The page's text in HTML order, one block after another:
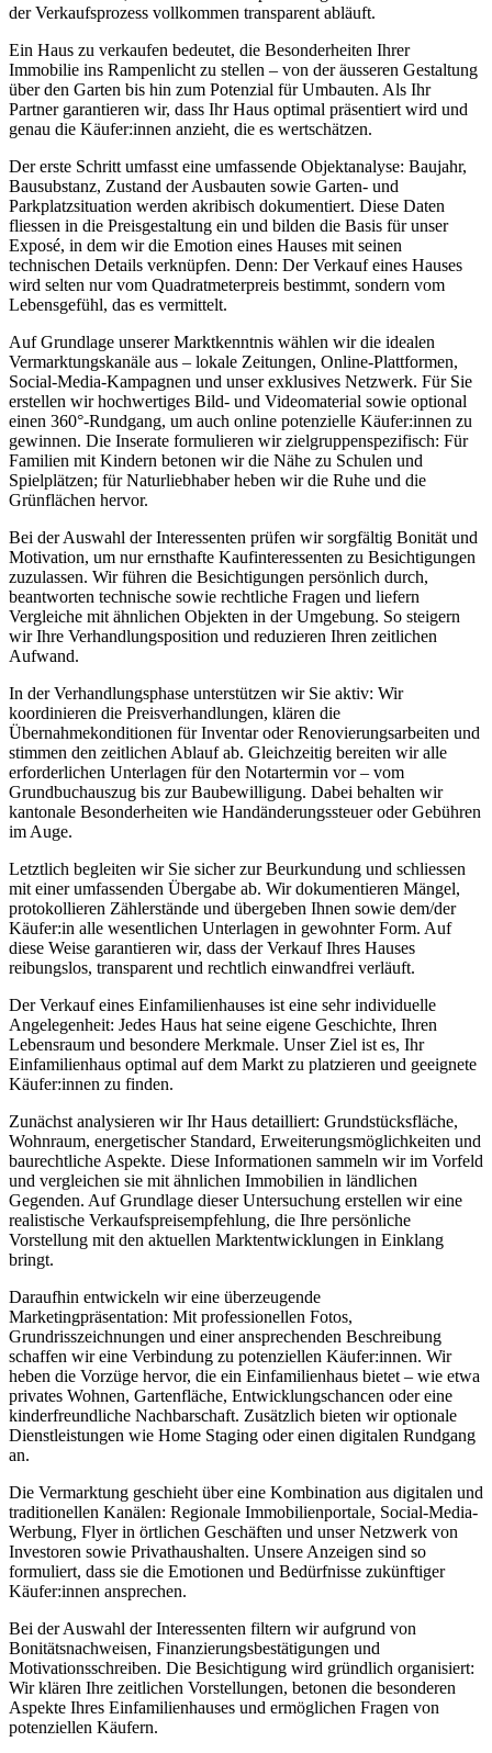
der Verkaufsprozess vollkommen transparent abläuft.
Ein Haus zu verkaufen bedeutet, die Besonderheiten Ihrer
Immobilie ins Rampenlicht zu stellen – von der äusseren Gestaltung
über den Garten bis hin zum Potenzial für Umbauten. Als Ihr
Partner garantieren wir, dass Ihr Haus optimal präsentiert wird und
genau die Käufer:innen anzieht, die es wertschätzen.
Der erste Schritt umfasst eine umfassende Objektanalyse: Baujahr,
Bausubstanz, Zustand der Ausbauten sowie Garten- und
Parkplatzsituation werden akribisch dokumentiert. Diese Daten
fliessen in die Preisgestaltung ein und bilden die Basis für unser
Exposé, in dem wir die Emotion eines Hauses mit seinen
technischen Details verknüpfen. Denn: Der Verkauf eines Hauses
wird selten nur vom Quadratmeterpreis bestimmt, sondern vom
Lebensgefühl, das es vermittelt.
Auf Grundlage unserer Marktkenntnis wählen wir die idealen
Vermarktungskanäle aus – lokale Zeitungen, Online-Plattformen,
Social-Media-Kampagnen und unser exklusives Netzwerk. Für Sie
erstellen wir hochwertiges Bild- und Videomaterial sowie optional
einen 360°-Rundgang, um auch online potenzielle Käufer:innen zu
gewinnen. Die Inserate formulieren wir zielgruppenspezifisch: Für
Familien mit Kindern betonen wir die Nähe zu Schulen und
Spielplätzen; für Naturliebhaber heben wir die Ruhe und die
Grünflächen hervor.
Bei der Auswahl der Interessenten prüfen wir sorgfältig Bonität und
Motivation, um nur ernsthafte Kaufinteressenten zu Besichtigungen
zuzulassen. Wir führen die Besichtigungen persönlich durch,
beantworten technische sowie rechtliche Fragen und liefern
Vergleiche mit ähnlichen Objekten in der Umgebung. So steigern
wir Ihre Verhandlungsposition und reduzieren Ihren zeitlichen
Aufwand.
In der Verhandlungsphase unterstützen wir Sie aktiv: Wir
koordinieren die Preisverhandlungen, klären die
Übernahmekonditionen für Inventar oder Renovierungsarbeiten und
stimmen den zeitlichen Ablauf ab. Gleichzeitig bereiten wir alle
erforderlichen Unterlagen für den Notartermin vor – vom
Grundbuchauszug bis zur Baubewilligung. Dabei behalten wir
kantonale Besonderheiten wie Handänderungssteuer oder Gebühren
im Auge.
Letztlich begleiten wir Sie sicher zur Beurkundung und schliessen
mit einer umfassenden Übergabe ab. Wir dokumentieren Mängel,
protokollieren Zählerstände und übergeben Ihnen sowie dem/der
Käufer:in alle wesentlichen Unterlagen in gewohnter Form. Auf
diese Weise garantieren wir, dass der Verkauf Ihres Hauses
reibungslos, transparent und rechtlich einwandfrei verläuft.
Der Verkauf eines Einfamilienhauses ist eine sehr individuelle
Angelegenheit: Jedes Haus hat seine eigene Geschichte, Ihren
Lebensraum und besondere Merkmale. Unser Ziel ist es, Ihr
Einfamilienhaus optimal auf dem Markt zu platzieren und geeignete
Käufer:innen zu finden.
Zunächst analysieren wir Ihr Haus detailliert: Grundstücksfläche,
Wohnraum, energetischer Standard, Erweiterungsmöglichkeiten und
baurechtliche Aspekte. Diese Informationen sammeln wir im Vorfeld
und vergleichen sie mit ähnlichen Immobilien in ländlichen
Gegenden. Auf Grundlage dieser Untersuchung erstellen wir eine
realistische Verkaufspreisempfehlung, die Ihre persönliche
Vorstellung mit den aktuellen Marktentwicklungen in Einklang
bringt.
Daraufhin entwickeln wir eine überzeugende
Marketingpräsentation: Mit professionellen Fotos,
Grundrisszeichnungen und einer ansprechenden Beschreibung
schaffen wir eine Verbindung zu potenziellen Käufer:innen. Wir
heben die Vorzüge hervor, die ein Einfamilienhaus bietet – wie etwa
privates Wohnen, Gartenfläche, Entwicklungschancen oder eine
kinderfreundliche Nachbarschaft. Zusätzlich bieten wir optionale
Dienstleistungen wie Home Staging oder einen digitalen Rundgang
an.
Die Vermarktung geschieht über eine Kombination aus digitalen und
traditionellen Kanälen: Regionale Immobilienportale, Social-Media-
Werbung, Flyer in örtlichen Geschäften und unser Netzwerk von
Investoren sowie Privathaushalten. Unsere Anzeigen sind so
formuliert, dass sie die Emotionen und Bedürfnisse zukünftiger
Käufer:innen ansprechen.
Bei der Auswahl der Interessenten filtern wir aufgrund von
Bonitätsnachweisen, Finanzierungsbestätigungen und
Motivationsschreiben. Die Besichtigung wird gründlich organisiert:
Wir klären Ihre zeitlichen Vorstellungen, betonen die besonderen
Aspekte Ihres Einfamilienhauses und ermöglichen Fragen von
potenziellen Käufern.